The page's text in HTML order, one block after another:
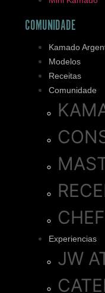
COMUNIDADE
Kamado
Modelos
Receitas
Comunidade
Experiencias
JW